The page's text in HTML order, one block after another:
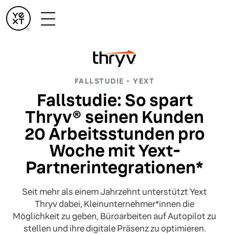
FALLSTUDIE - YEXT
Fallstudie: So spart
Thryv® seinen Kunden
20 Arbeitsstunden pro
Woche mit Yext-
Partnerintegrationen*
Seit mehr als einem Jahrzehnt unterstützt Yext
Thryv dabei, Kleinunternehmer*innen die
Möglichkeit zu geben, Büroarbeiten auf Autopilot zu
stellen und ihre digitale Präsenz zu optimieren.